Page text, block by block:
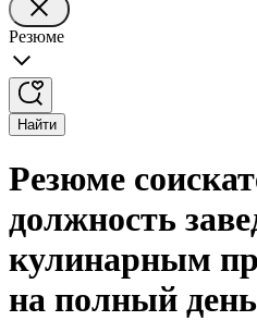
Резюме
Найти
Резюме
должность
кулинарным
на полный